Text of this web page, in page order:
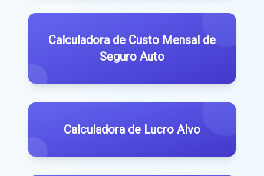
Calculadora de Custo Mensal de
Seguro Auto
Calculadora de Lucro Alvo